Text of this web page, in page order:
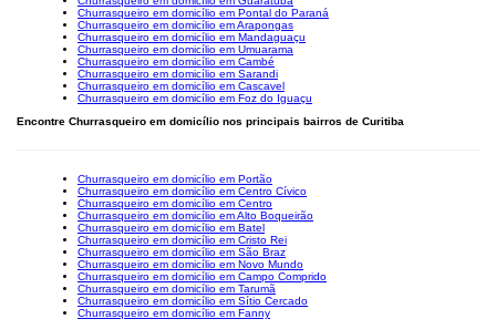
Churrasqueiro em domicílio em Pontal do Paraná
Churrasqueiro em domicílio em Arapongas
Churrasqueiro em domicílio em Mandaguaçu
Churrasqueiro em domicílio em Umuarama
Churrasqueiro em domicílio em Cambé
Churrasqueiro em domicílio em Sarandi
Churrasqueiro em domicílio em Cascavel
Churrasqueiro em domicílio em Foz do Iguaçu
Encontre Churrasqueiro em domicílio nos principais bairros de Curitiba
Churrasqueiro em domicílio em Portão
Churrasqueiro em domicílio em Centro Cívico
Churrasqueiro em domicílio em Centro
Churrasqueiro em domicílio em Alto Boqueirão
Churrasqueiro em domicílio em Batel
Churrasqueiro em domicílio em Cristo Rei
Churrasqueiro em domicílio em São Braz
Churrasqueiro em domicílio em Novo Mundo
Churrasqueiro em domicílio em Campo Comprido
Churrasqueiro em domicílio em Tarumã
Churrasqueiro em domicílio em Sítio Cercado
Churrasqueiro em domicílio em Fanny